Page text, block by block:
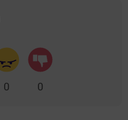
0 0